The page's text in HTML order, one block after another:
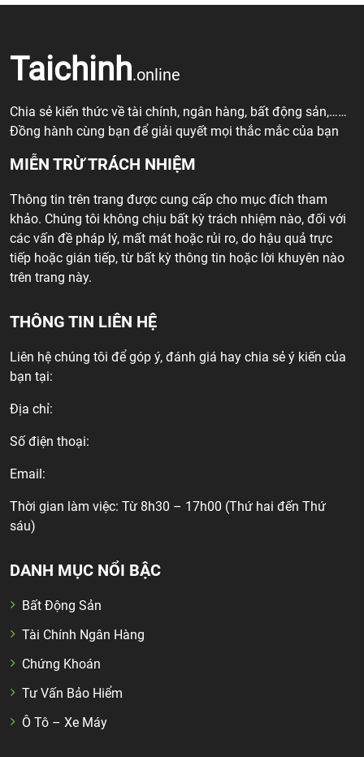
Taichinh.online
Chia sẻ kiến thức về tài chính, ngân hàng, bất động sản,……
Đồng hành cùng bạn để giải quyết mọi thắc mắc của bạn
MIỄN TRỪ TRÁCH NHIỆM
Thông tin trên trang được cung cấp cho mục đích tham
khảo. Chúng tôi không chịu bất kỳ trách nhiệm nào, đối với
các vấn đề pháp lý, mất mát hoặc rủi ro, do hậu quả trực
tiếp hoặc gián tiếp, từ bất kỳ thông tin hoặc lời khuyên nào
trên trang này.
THÔNG TIN LIÊN HỆ
Liên hệ chúng tôi để góp ý, đánh giá hay chia sẻ ý kiến của
bạn tại:
Địa chỉ:
Số điện thoại:
Email:
Thời gian làm việc: Từ 8h30 – 17h00 (Thứ hai đến Thứ
sáu)
DANH MỤC NỔI BẬC
Bất Động Sản
Tài Chính Ngân Hàng
Chứng Khoán
Tư Vấn Bảo Hiểm
Ô Tô – Xe Máy